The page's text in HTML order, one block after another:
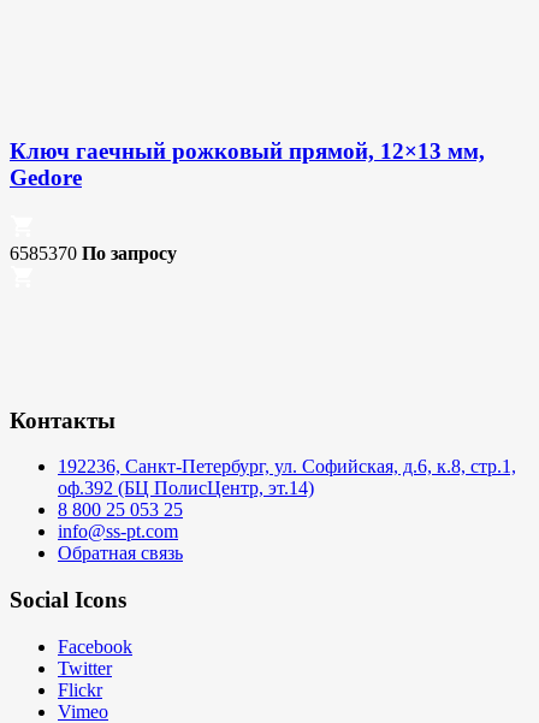
Ключ гаечный рожковый прямой, 12×13 мм,
Gedore
6585370 По запросу
Контакты
192236, Санкт-Петербург, ул. Софийская, д.6, к.8, стр.1,
оф.392 (БЦ ПолисЦентр, эт.14)
8 800 25 053 25
info@ss-pt.com
Обратная связь
Social Icons
Facebook
Twitter
Flickr
Vimeo